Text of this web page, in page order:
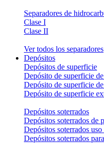
Separadores de
Clase I
Clase II
Ver todos los separadores
Depósitos
Depósitos de superficie
Depósito de superficie
Depósito de superficie
Depósito de superficie
Depósitos soterrados
Depósitos soterrados de
Depósitos soterrados
Depósitos soterrados